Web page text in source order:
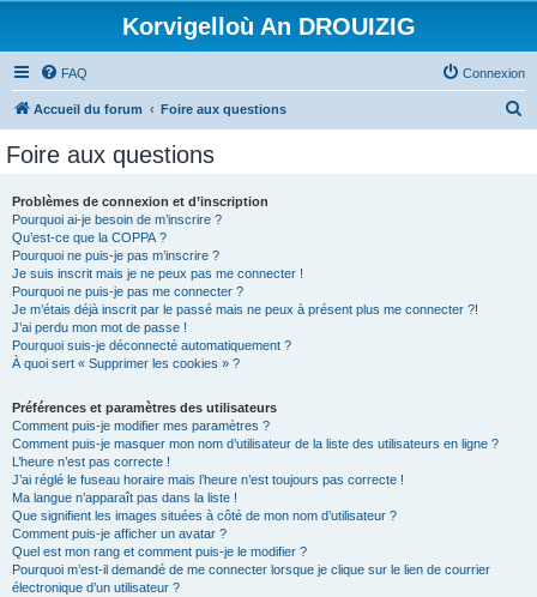
Korvigelloù An DROUIZIG
FAQ Connexion
Accueil du forum Foire aux questions
Foire aux questions
Problèmes de connexion et d’inscription
Pourquoi ai-je besoin de m’inscrire ?
Qu’est-ce que la COPPA ?
Pourquoi ne puis-je pas m’inscrire ?
Je suis inscrit mais je ne peux pas me connecter !
Pourquoi ne puis-je pas me connecter ?
Je m’étais déjà inscrit par le passé mais ne peux à présent plus me connecter ?!
J’ai perdu mon mot de passe !
Pourquoi suis-je déconnecté automatiquement ?
À quoi sert « Supprimer les cookies » ?
Préférences et paramètres des utilisateurs
Comment puis-je modifier mes paramètres ?
Comment puis-je masquer mon nom d’utilisateur de la liste des utilisateurs en ligne ?
L’heure n’est pas correcte !
J’ai réglé le fuseau horaire mais l’heure n’est toujours pas correcte !
Ma langue n’apparaît pas dans la liste !
Que signifient les images situées à côté de mon nom d’utilisateur ?
Comment puis-je afficher un avatar ?
Quel est mon rang et comment puis-je le modifier ?
Pourquoi m’est-il demandé de me connecter lorsque je clique sur le lien de courrier
électronique d’un utilisateur ?